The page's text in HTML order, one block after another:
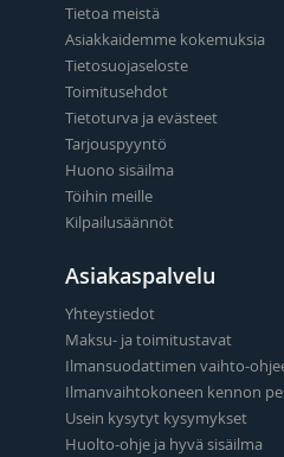
Tietoa meistä
Asiakkaidemme kokemuksia
Tietosuojaseloste
Toimitusehdot
Tietoturva ja evästeet
Tarjouspyyntö
Huono sisäilma
Töihin meille
Kilpailusäännöt
Asiakaspalvelu
Yhteystiedot
Maksu- ja toimitustavat
Ilmansuodattimen vaihto-
Ilmanvaihtokoneen kennon
Usein kysytyt kysymykset
Huolto-ohje ja hyvä sisäilma